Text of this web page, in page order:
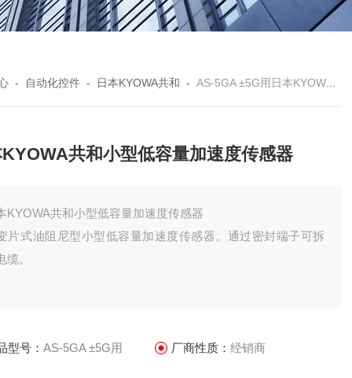
- 自动化控件 - 日本KYOWA共和 -AS-5GA ±5G用日本KYOWA共和小型低容量加速度传感器
共和小型低容量加速度传感器
KYOWA共和小型低容量加速度传感器
片式油阻尼型小型低容量加速度传感器。通过密封端子可拆
缆。
型号：AS-5GA ±5G用 厂商性质： 经销商